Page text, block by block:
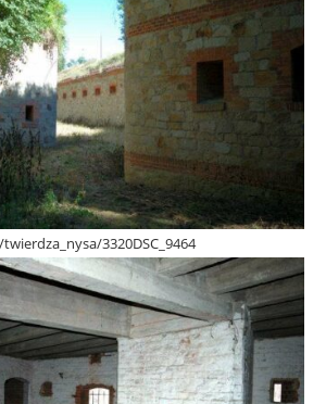
twierdza_nysa/3320DSC_9464